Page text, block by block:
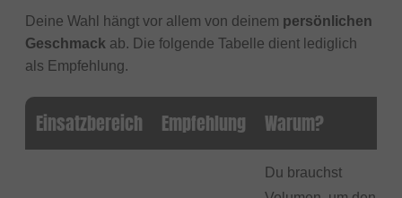
Deine Wahl hängt vor allem von deinem persönlichen
Geschmack ab. Die folgende Tabelle dient lediglich
als Empfehlung.
Einsatzbereich Empfehlung Warum?
Du brauchst